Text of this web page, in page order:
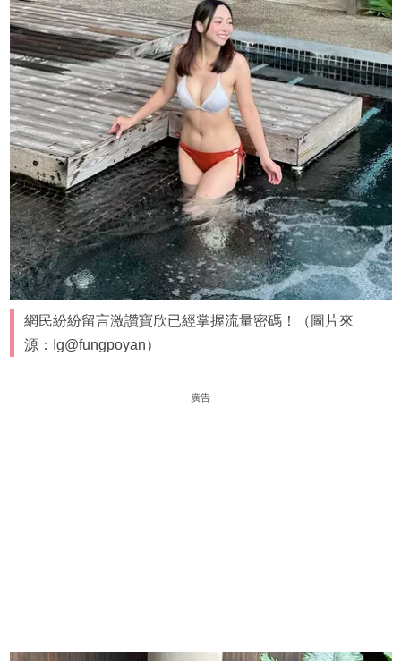
網民紛紛留言激讚寶欣已經掌握流量密碼！（圖片來
源：Ig@fungpoyan）
廣告